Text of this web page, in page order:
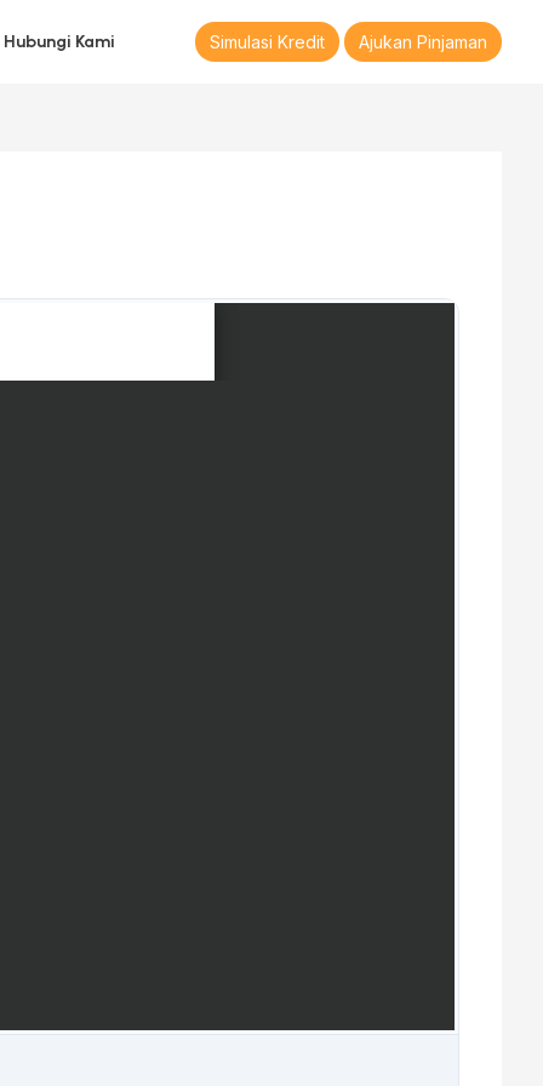
Hubungi Kami Simulasi Kredit Ajukan Pinjaman